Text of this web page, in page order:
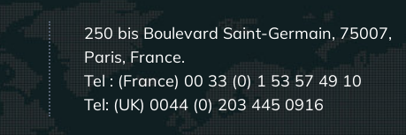
250 bis Boulevard Saint-Germain, 75007,
Paris, France.
Tel : (France) 00 33 (0) 1 53 57 49 10
Tel: (UK) 0044 (0) 203 445 0916